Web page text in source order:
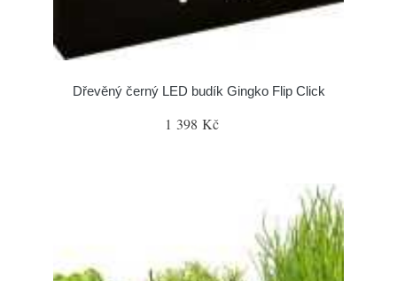
Dřevěný černý LED budík Gingko Flip Click
1 398 Kč